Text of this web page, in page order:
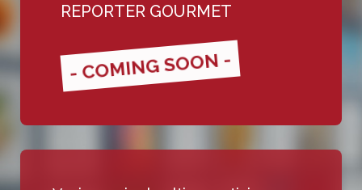
REPORTER GOURMET
- COMING SOON -